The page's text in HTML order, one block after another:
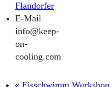
Flandorfer
E-Mail
info@keep-
on-
cooling.com